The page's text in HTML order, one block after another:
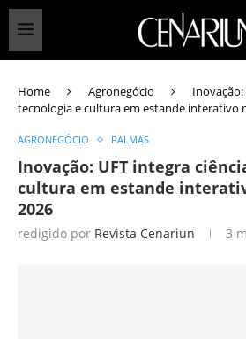
Home Agronegócio
Inovação:
tecnologia e cultura em estande interativo
AGRONEGÓCIO PALMAS
Inovação: UFT integra
cultura em estande
2026
redigido por Revista Cenariun 3